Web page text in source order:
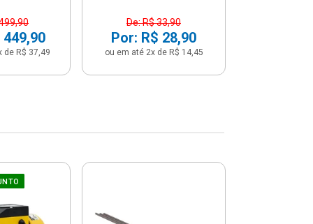
de R$ 37,49
De: R$ 33,90
Por: R$ 28,90
ou em até 2x de R$ 14,45